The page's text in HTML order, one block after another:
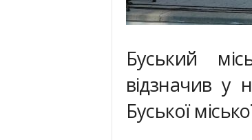
Буський
відзначив у
Буської